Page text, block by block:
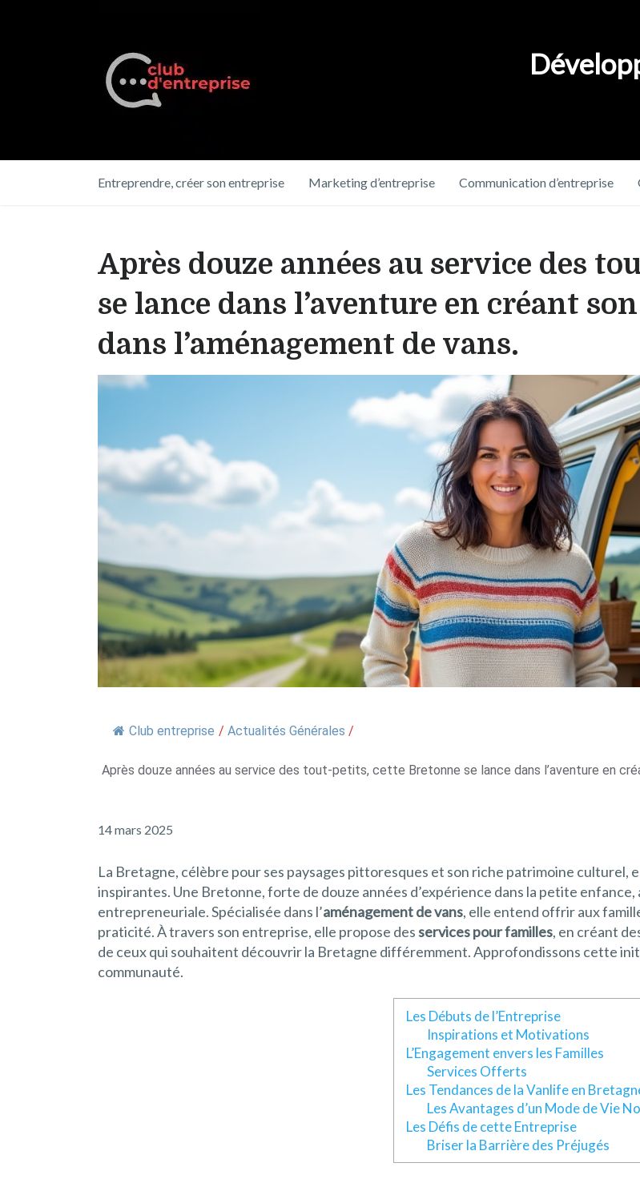
Entreprendre, créer son entreprise Marketing d’entreprise Communication d’entreprise
Après douze années au service des
se lance dans l’aventure en créant
dans l’aménagement de vans.
Club entreprise / Actualités Générales /
Après douze années au service des tout-petits, cette Bretonne se lance dans l’aventure en
14 mars 2025
La Bretagne, célèbre pour ses paysages pittoresques et son riche patrimoine culturel,
inspirantes. Une Bretonne, forte de douze années d’expérience dans la petite
entrepreneuriale. Spécialisée dans l’aménagement de vans, elle entend offrir aux
praticité. À travers son entreprise, elle propose desservices pour familles, en créant
de ceux qui souhaitent découvrir la Bretagne différemment. Approfondissons cette
communauté.
Les Débuts de l’Entreprise
Inspirations et Motivations
L’Engagement envers les Familles
Services Offerts
Les Tendances de la Vanlife en
Les Avantages d’un Mode de Vie
Les Défis de cette Entreprise
Briser la Barrière des Préjugés